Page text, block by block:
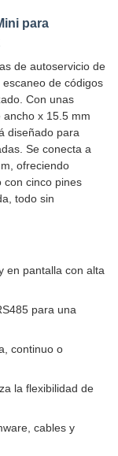
para
de autoservicio de
de códigos
Con unas
x 15.5 mm
diseñado para
Se conecta a
ofreciendo
con cinco pines
todo sin
en pantalla con alta
para una
continuo o
la flexibilidad de
cables y